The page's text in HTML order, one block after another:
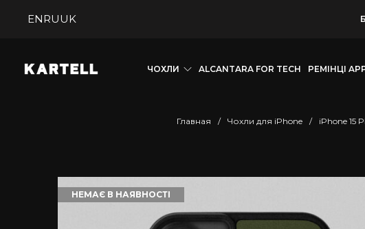
ENRUUK
ЧОХЛИ ALCANTARA FOR TECH РЕМІНЦІ
Главная / Чохли для iPhone / iPhone 15
НЕМАЄ В НАЯВНОСТІ